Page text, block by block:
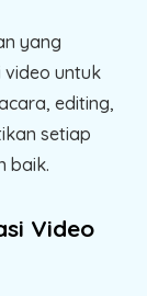
yang
video untuk
editing,
setiap
baik.
Video